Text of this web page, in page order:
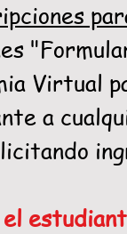
Virtual
a